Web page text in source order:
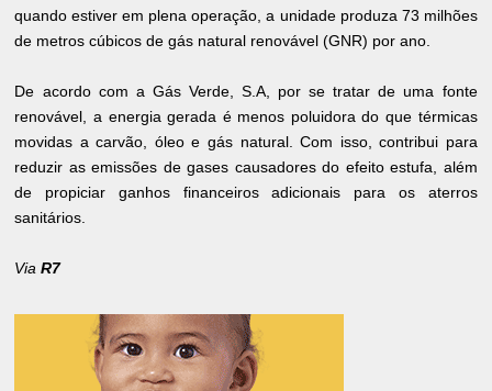
quando estiver em plena operação, a unidade produza 73 milhões
de metros cúbicos de gás natural renovável (GNR) por ano.
De acordo com a Gás Verde, S.A, por se tratar de uma fonte
renovável, a energia gerada é menos poluidora do que térmicas
movidas a carvão, óleo e gás natural. Com isso, contribui para
reduzir as emissões de gases causadores do efeito estufa, além
de propiciar ganhos financeiros adicionais para os aterros
sanitários.
ViaR7